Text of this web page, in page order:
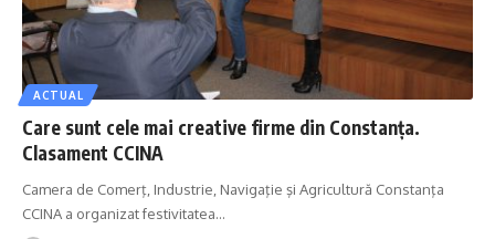
ACTUAL
Care sunt cele mai creative firme din Constanța.
Clasament CCINA
Camera de Comerţ, Industrie, Navigaţie şi Agricultură Constanţa
CCINA a organizat festivitatea…